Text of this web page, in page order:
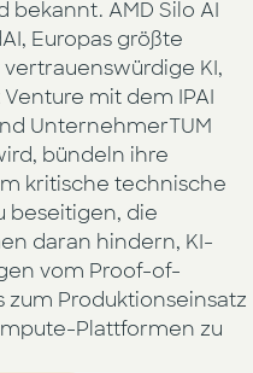
bekannt. AMD Silo AI
Europas größte
KI,
mit dem IPAI
UnternehmerTUM
bündeln ihre
kritische technische
beseitigen, die
daran hindern, KI-
vom Proof-of-
zum Produktionseinsatz
Plattformen zu